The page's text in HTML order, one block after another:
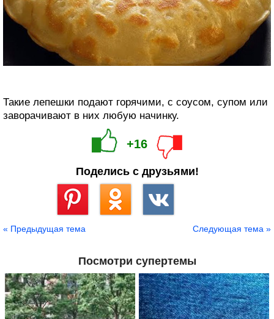
Такие лепешки подают горячими, с соусом, супом или
заворачивают в них любую начинку.
+16
Поделись с друзьями!
« Предыдущая тема Следующая тема »
Посмотри супертемы